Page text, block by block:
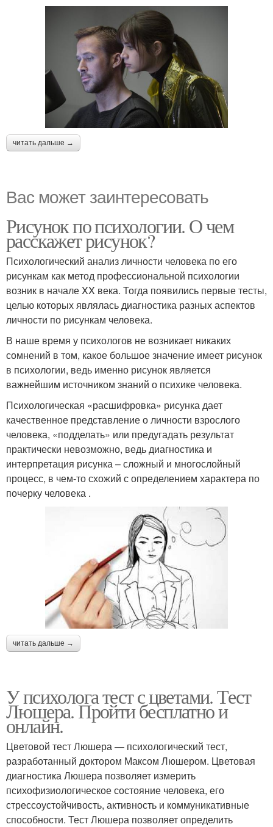
читать дальше →
Вас может заинтересовать
Рисунок по психологии. О чем
расскажет рисунок?
Психологический анализ личности человека по его
рисункам как метод профессиональной психологии
возник в начале XX века. Тогда появились первые тесты,
целью которых являлась диагностика разных аспектов
личности по рисункам человека.
В наше время у психологов не возникает никаких
сомнений в том, какое большое значение имеет рисунок
в психологии, ведь именно рисунок является
важнейшим источником знаний о психике человека.
Психологическая «расшифровка» рисунка дает
качественное представление о личности взрослого
человека, «подделать» или предугадать результат
практически невозможно, ведь диагностика и
интерпретация рисунка – сложный и многослойный
процесс, в чем-то схожий с определением характера по
почерку человека .
читать дальше →
У психолога тест с цветами. Тест
Люшера. Пройти бесплатно и
онлайн.
Цветовой тест Люшера — психологический тест,
разработанный доктором Максом Люшером. Цветовая
диагностика Люшера позволяет измерить
психофизиологическое состояние человека, его
стрессоустойчивость, активность и коммуникативные
способности. Тест Люшера позволяет определить